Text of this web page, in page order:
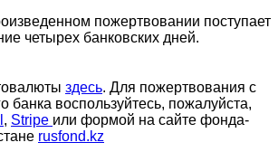
пожертвовании поступает
четырех банковских дней.
здесь. Для пожертвования с
банка воспользуйтесь, пожалуйста,
, Stripe или формой на сайте фонда-
rusfond.kz